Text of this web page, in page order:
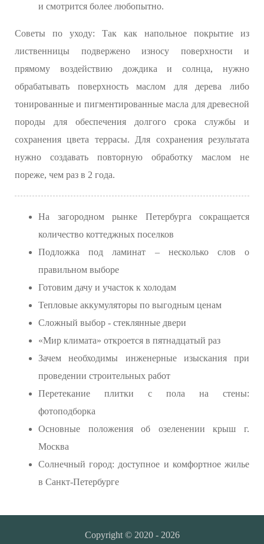
и смотрится более любопытно.
Советы по уходу: Так как напольное покрытие из
лиственницы подвержено износу поверхности и
прямому воздействию дождика и солнца, нужно
обрабатывать поверхность маслом для дерева либо
тонированные и пигментированные масла для древесной
породы для обеспечения долгого срока службы и
сохранения цвета террасы. Для сохранения результата
нужно создавать повторную обработку маслом не
пореже, чем раз в 2 года.
На загородном рынке Петербурга сокращается
количество коттеджных поселков
Подложка под ламинат – несколько слов о
правильном выборе
Готовим дачу и участок к холодам
Тепловые аккумуляторы по выгодным ценам
Сложный выбор - стеклянные двери
«Мир климата» откроется в пятнадцатый раз
Зачем необходимы инженерные изыскания при
проведении строительных работ
Перетекание плитки с пола на стены:
фотоподборка
Основные положения об озеленении крыш г.
Москва
Солнечный город: доступное и комфортное жилье
в Санкт-Петербурге
Copyright © 2020 - 2026